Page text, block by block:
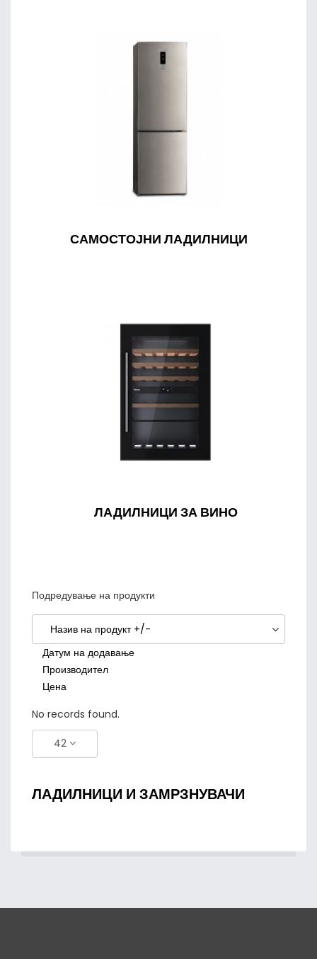
САМОСТОЈНИ ЛАДИЛНИЦИ
ЛАДИЛНИЦИ ЗА ВИНО
Подредување на продукти
Назив на продукт +/-
Датум на додавање
Производител
Цена
No records found.
42
ЛАДИЛНИЦИ И ЗАМРЗНУВАЧИ